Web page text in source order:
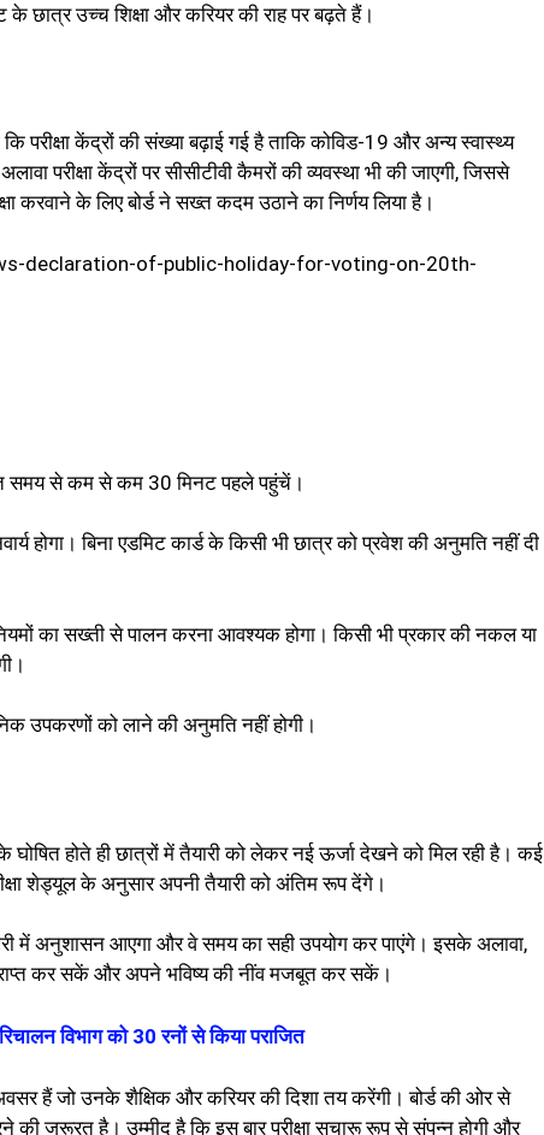
छात्र उच्च शिक्षा और करियर की राह पर बढ़ते हैं।
परीक्षा केंद्रों की संख्या बढ़ाई गई है ताकि कोविड-19 और अन्य स्वास्थ्य
परीक्षा केंद्रों पर सीसीटीवी कैमरों की व्यवस्था भी की जाएगी, जिससे
के लिए बोर्ड ने सख्त कदम उठाने का निर्णय लिया है।
declaration-of-public-holiday-for-voting-on-20th-
समय से कम से कम 30 मिनट पहले पहुंचें।
होगा। बिना एडमिट कार्ड के किसी भी छात्र को प्रवेश की अनुमति नहीं दी
का सख्ती से पालन करना आवश्यक होगा। किसी भी प्रकार की नकल या
उपकरणों को लाने की अनुमति नहीं होगी।
के घोषित होते ही छात्रों में तैयारी को लेकर नई ऊर्जा देखने को मिल रही है। कई
शेड्यूल के अनुसार अपनी तैयारी को अंतिम रूप देंगे।
में अनुशासन आएगा और वे समय का सही उपयोग कर पाएंगे। इसके अलावा,
कर सकें और अपने भविष्य की नींव मजबूत कर सकें।
विभाग को 30 रनों से किया पराजित
अवसर हैं जो उनके शैक्षिक और करियर की दिशा तय करेंगी। बोर्ड की ओर से
की जरूरत है। उम्मीद है कि इस बार परीक्षा सुचारू रूप से संपन्न होगी और